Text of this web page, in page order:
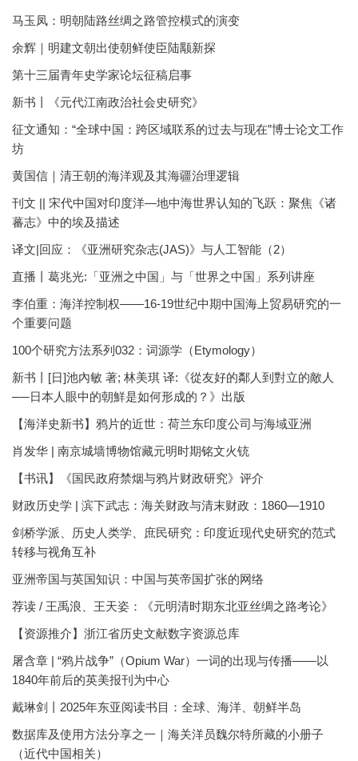
马玉凤：明朝陆路丝绸之路管控模式的演变
余辉｜明建文朝出使朝鲜使臣陆颙新探
第十三届青年史学家论坛征稿启事
新书丨《元代江南政治社会史研究》
征文通知：“全球中国：跨区域联系的过去与现在”博士论文工作
坊
黄国信｜清王朝的海洋观及其海疆治理逻辑
刊文 || 宋代中国对印度洋—地中海世界认知的飞跃：聚焦《诸
蕃志》中的埃及描述
译文|回应：《亚洲研究杂志(JAS)》与人工智能（2）
直播丨葛兆光:「亚洲之中国」与「世界之中国」系列讲座
李伯重：海洋控制权——16-19世纪中期中国海上贸易研究的一
个重要问题
100个研究方法系列032：词源学（Etymology）
新书丨[日]池內敏 著; 林美琪 译:《從友好的鄰人到對立的敵人
──日本人眼中的朝鮮是如何形成的？》出版
【海洋史新书】鸦片的近世：荷兰东印度公司与海域亚洲
肖发华 | 南京城墙博物馆藏元明时期铭文火铳
【书讯】《国民政府禁烟与鸦片财政研究》评介
财政历史学 | 滨下武志：海关财政与清末财政：1860—1910
剑桥学派、历史人类学、庶民研究：印度近现代史研究的范式
转移与视角互补
亚洲帝国与英国知识：中国与英帝国扩张的网络
荐读 / 王禹浪、王天姿：《元明清时期东北亚丝绸之路考论》
【资源推介】浙江省历史文献数字资源总库
屠含章 | “鸦片战争”（Opium War）一词的出现与传播——以
1840年前后的英美报刊为中心
戴琳剑丨2025年东亚阅读书目：全球、海洋、朝鲜半岛
数据库及使用方法分享之一｜海关洋员魏尔特所藏的小册子
（近代中国相关）